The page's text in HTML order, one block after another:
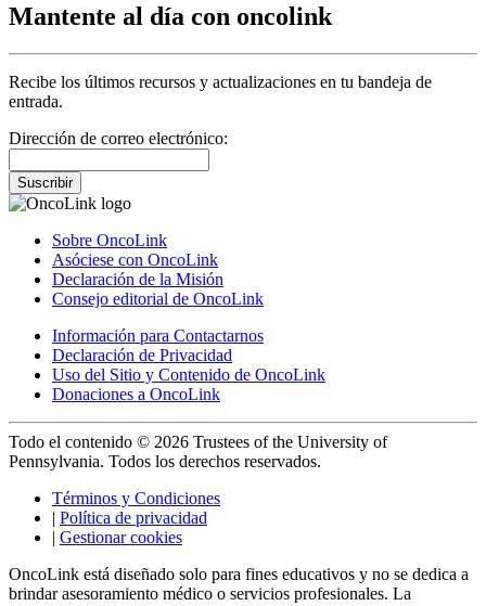
Mantente al día con oncolink
Recibe los últimos recursos y actualizaciones en tu bandeja de
entrada.
Dirección de correo electrónico:
Suscribir
Sobre OncoLink
Asóciese con OncoLink
Declaración de la Misión
Consejo editorial de OncoLink
Información para Contactarnos
Declaración de Privacidad
Uso del Sitio y Contenido de OncoLink
Donaciones a OncoLink
Todo el contenido © 2026 Trustees of the University of
Pennsylvania. Todos los derechos reservados.
Términos y Condiciones
| Política de privacidad
| Gestionar cookies
OncoLink está diseñado solo para fines educativos y no se dedica a
brindar asesoramiento médico o servicios profesionales. La